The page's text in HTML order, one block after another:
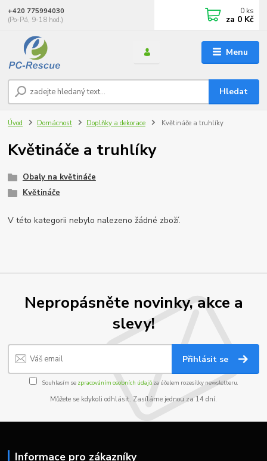
Menu
Hledat
+420 775994030
(Po-Pá, 9-18 hod.)
0 ks
za 0 Kč
Úvod Domácnost Doplňky a dekorace Květináče a truhlíky
Květináče a truhlíky
Obaly na květináče
Květináče
V této kategorii nebylo nalezeno žádné zboží.
Nepropásněte novinky, akce a
slevy!
Přihlásit se
Souhlasím se zpracováním osobních údajůza účelem rozesílky newsletteru.
Můžete se kdykoli odhlásit. Zasíláme jednou za 14 dní.
Informace pro zákazníky